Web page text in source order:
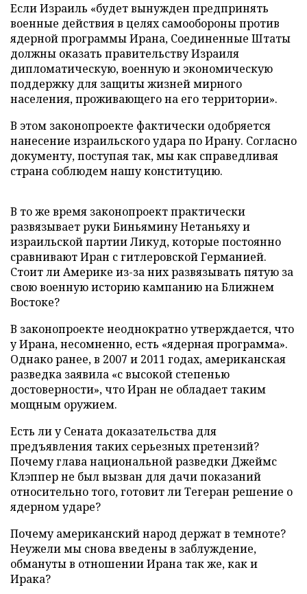
Если Израиль «будет вынужден предпринять
военные действия в целях самообороны против
ядерной программы Ирана, Соединенные Штаты
должны оказать правительству Израиля
дипломатическую, военную и экономическую
поддержку для защиты жизней мирного
населения, проживающего на его территории».
В этом законопроекте фактически одобряется
нанесение израильского удара по Ирану. Согласно
документу, поступая так, мы как справедливая
страна соблюдем нашу конституцию.
В то же время законопроект практически
развязывает руки Биньямину Нетаньяху и
израильской партии Ликуд, которые постоянно
сравнивают Иран с гитлеровской Германией.
Стоит ли Америке из-за них развязывать пятую за
свою военную историю кампанию на Ближнем
Востоке?
В законопроекте неоднократно утверждается, что
у Ирана, несомненно, есть «ядерная программа».
Однако ранее, в 2007 и 2011 годах, американская
разведка заявила «с высокой степенью
достоверности», что Иран не обладает таким
мощным оружием.
Есть ли у Сената доказательства для
предъявления таких серьезных претензий?
Почему глава национальной разведки Джеймс
Клэппер не был вызван для дачи показаний
относительно того, готовит ли Тегеран решение о
ядерном ударе?
Почему американский народ держат в темноте?
Неужели мы снова введены в заблуждение,
обмануты в отношении Ирана так же, как и
Ирака?